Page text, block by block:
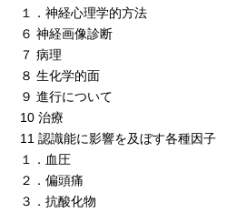
１．神経心理学的方法
６ 神経画像診断
７ 病理
８ 生化学的面
９ 進行について
10 治療
11 認識能に影響を及ぼす各種因子
１．血圧
２．偏頭痛
３．抗酸化物